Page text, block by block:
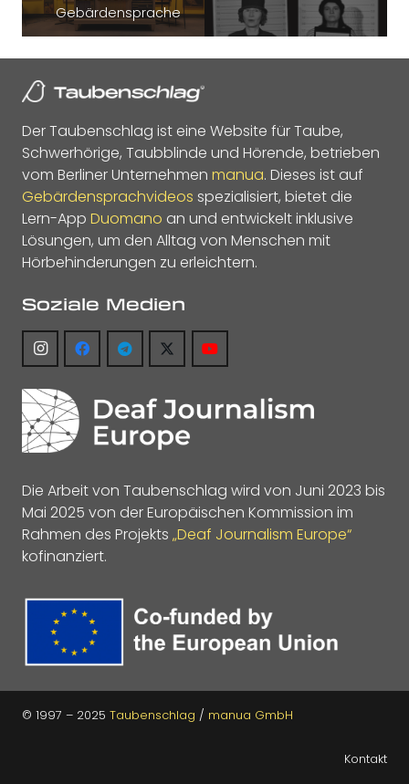
Gebärdensprache
Der Taubenschlag ist eine Website für Taube,
Schwerhörige, Taubblinde und Hörende, betrieben
vom Berliner Unternehmen manua. Dieses ist auf
Gebärdensprachvideos spezialisiert, bietet die
Lern-App Duomano an und entwickelt inklusive
Lösungen, um den Alltag von Menschen mit
Hörbehinderungen zu erleichtern.
Soziale Medien
Die Arbeit von Taubenschlag wird von Juni 2023 bis
Mai 2025 von der Europäischen Kommission im
Rahmen des Projekts „Deaf Journalism Europe“
kofinanziert.
© 1997 – 2025 Taubenschlag / manua GmbH
Kontakt